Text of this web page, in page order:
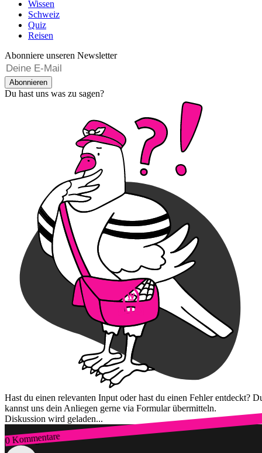
Wissen
Schweiz
Quiz
Reisen
Abonniere unseren Newsletter
Abonnieren
Du hast uns was zu sagen?
Hast du einen relevanten Input oder hast du einen Fehler entdeckt?
kannst uns dein Anliegen gerne via Formular übermitteln.
Diskussion wird geladen...
0 Kommentare
Zum Login